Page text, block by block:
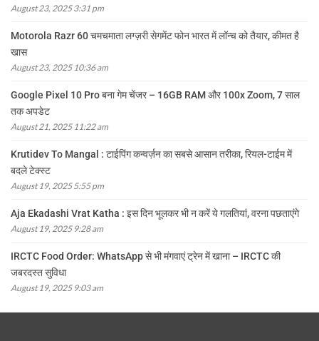
August 23, 2025 3:31 pm
Motorola Razr 60 चमचमाता लग्ज़री सेगमेंट फोन भारत में लॉन्च को तैयार, कीमत है
खास
August 23, 2025 10:36 am
Google Pixel 10 Pro बना गेम चेंजर – 16GB RAM और 100x Zoom, 7 साल
तक अपडेट
August 21, 2025 11:22 am
Krutidev To Mangal : टाईपिंग कन्वर्ज़न का सबसे आसान तरीका, रियल-टाईम में
बदले टेक्स्ट
August 19, 2025 5:55 pm
Aja Ekadashi Vrat Katha : इस दिन भूलकर भी न करें ये गलतियां, वरना पछताएंगे
August 19, 2025 9:28 am
IRCTC Food Order: WhatsApp से भी मंगवाएं ट्रेन में खाना – IRCTC की
जबरदस्त सुविधा
August 19, 2025 9:03 am